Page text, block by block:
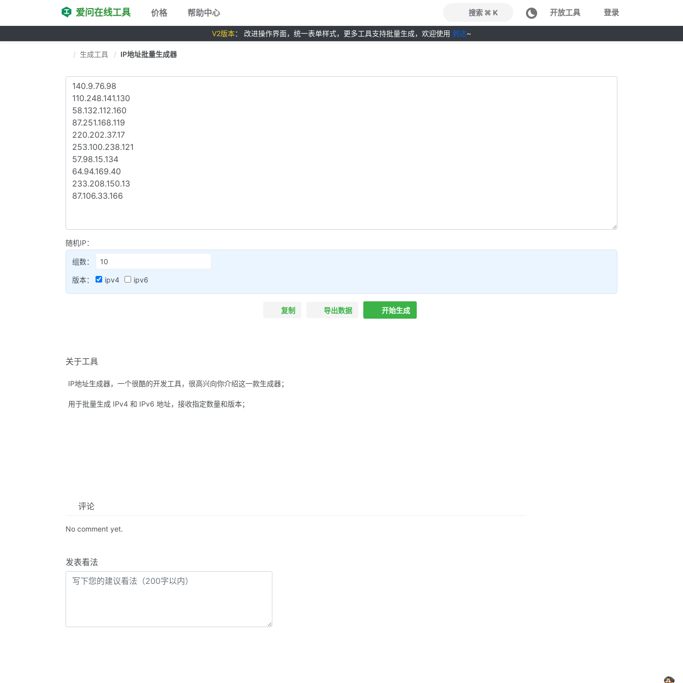
爱问在线工具 价格 帮助中心 搜索 ⌘ K 开放工具 登录
V2版本： 改进操作界面，统一表单样式，更多工具支持批量生成，欢迎使用 到达~
生成工具 IP地址批量生成器
随机IP：
组数：
版本： ipv4 ipv6
复制 导出数据 开始生成
关于工具
IP地址生成器，一个很酷的开发工具，很高兴向你介绍这一款生成器；
用于批量生成 IPv4 和 IPv6 地址，接收指定数量和版本；
评论
No comment yet.
发表看法